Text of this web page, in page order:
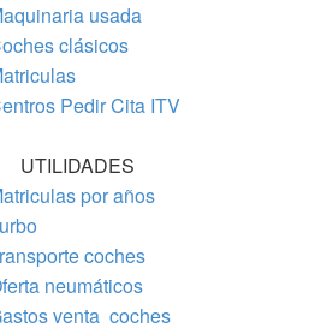
usada
clásicos
Pedir Cita ITV
UTILIDADES
por años
coches
neumáticos
venta coches